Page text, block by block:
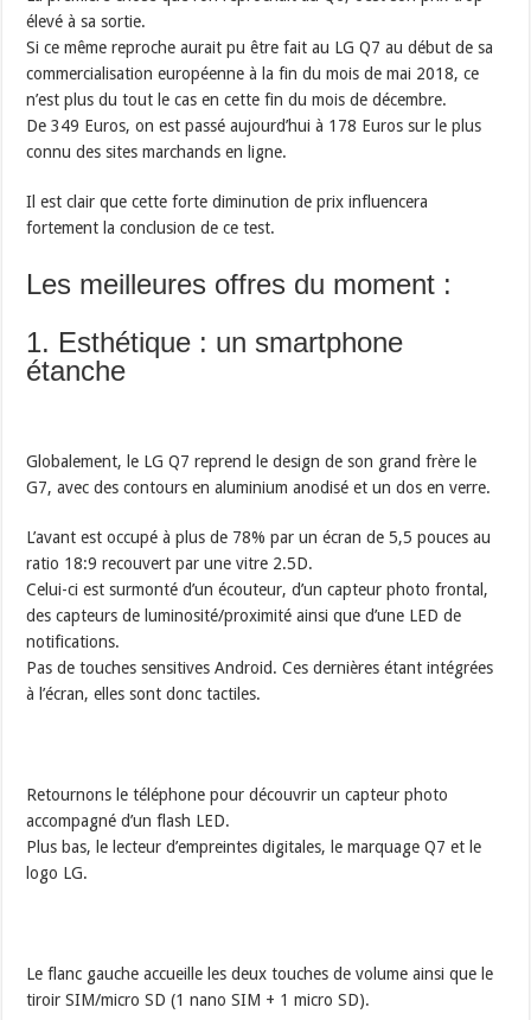
élevé à sa sortie.
Si ce même reproche aurait pu être fait au LG Q7 au début de sa
commercialisation européenne à la fin du mois de mai 2018, ce
n’est plus du tout le cas en cette fin du mois de décembre.
De 349 Euros, on est passé aujourd’hui à 178 Euros sur le plus
connu des sites marchands en ligne.
Il est clair que cette forte diminution de prix influencera
fortement la conclusion de ce test.
Les meilleures offres du moment :
1. Esthétique : un smartphone
étanche
Globalement, le LG Q7 reprend le design de son grand frère le
G7, avec des contours en aluminium anodisé et un dos en verre.
L’avant est occupé à plus de 78% par un écran de 5,5 pouces au
ratio 18:9 recouvert par une vitre 2.5D.
Celui-ci est surmonté d’un écouteur, d’un capteur photo frontal,
des capteurs de luminosité/proximité ainsi que d’une LED de
notifications.
Pas de touches sensitives Android. Ces dernières étant intégrées
à l’écran, elles sont donc tactiles.
Retournons le téléphone pour découvrir un capteur photo
accompagné d’un flash LED.
Plus bas, le lecteur d’empreintes digitales, le marquage Q7 et le
logo LG.
Le flanc gauche accueille les deux touches de volume ainsi que le
tiroir SIM/micro SD (1 nano SIM + 1 micro SD).